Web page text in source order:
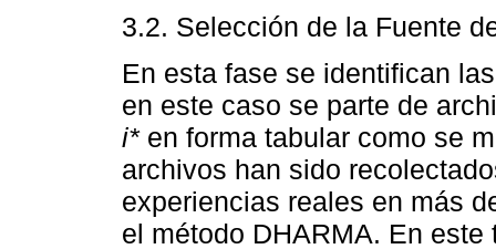
3.2. Selección de la Fuente
En esta fase se identifican
en este caso se parte de
i*en forma tabular como se
archivos han sido
experiencias reales en más
el método DHARMA. En